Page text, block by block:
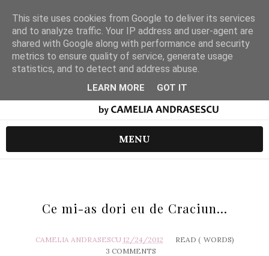
MENU
Ce mi-as dori eu de Craciun...
CAMELIA ANDRASESCU 12/24/2012 READ ( WORDS)
3 COMMENTS
This site uses cookies from Google to deliver its services
and to analyze traffic. Your IP address and user-agent are
shared with Google along with performance and security
metrics to ensure quality of service, generate usage
statistics, and to detect and address abuse.
LEARN MORE GOT IT